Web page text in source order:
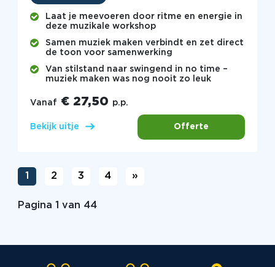
Laat je meevoeren door ritme en energie in
deze muzikale workshop
Samen muziek maken verbindt en zet direct
de toon voor samenwerking
Van stilstand naar swingend in no time –
muziek maken was nog nooit zo leuk
Vanaf € 27,50 p.p.
Bekijk uitje Offerte
1 2 3 4 »
Pagina 1 van 44